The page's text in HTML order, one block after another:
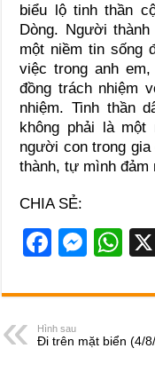
biểu lộ tinh thần
Dòng. Người
một niềm tin sống
việc trong anh
đồng trách nhiệm
nhiệm. Tinh thần
không phải là một
người con trong
thành, tự mình đảm
CHIA SẺ:
F
c
e
b
M
ss
n
W
at
A
Hình sau
Đi trên mặt biển (4/